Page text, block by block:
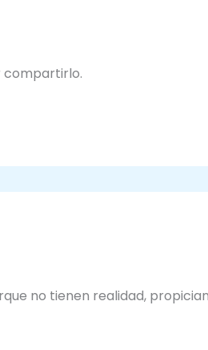
compartirlo.
no tienen realidad,